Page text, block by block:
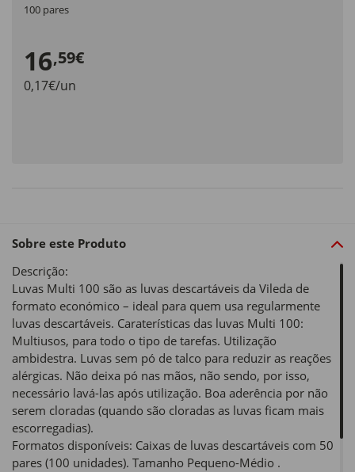
100 pares
16,59€
0,17€/un
Sobre este Produto
Descrição:
Luvas Multi 100 são as luvas descartáveis da Vileda de
formato económico – ideal para quem usa regularmente
luvas descartáveis. Caraterísticas das luvas Multi 100:
Multiusos, para todo o tipo de tarefas. Utilização
ambidestra. Luvas sem pó de talco para reduzir as reações
alérgicas. Não deixa pó nas mãos, não sendo, por isso,
necessário lavá-las após utilização. Boa aderência por não
serem cloradas (quando são cloradas as luvas ficam mais
escorregadias).
Formatos disponíveis: Caixas de luvas descartáveis com 50
pares (100 unidades). Tamanho Pequeno-Médio .